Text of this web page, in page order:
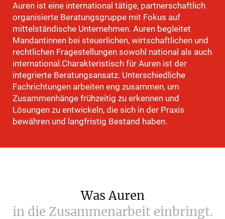
Auren ist eine international tätige, partnerschaftlich
organisierte Beratungsgruppe mit Fokus auf
mittelständische Unternehmen. Auren begleitet
Mandantinnen bei steuerlichen, wirtschaftlichen und
rechtlichen Fragestellungen sowohl national als auch
international.Charakteristisch für Auren ist der
integrierte Beratungsansatz. Unterschiedliche
Fachrichtungen arbeiten eng zusammen, um
Zusammenhänge frühzeitig zu erkennen und
Lösungen zu entwickeln, die sich in der Praxis
bewähren und langfristig Bestand haben.
Was Auren
in die Zusammenarbeit einbringt.